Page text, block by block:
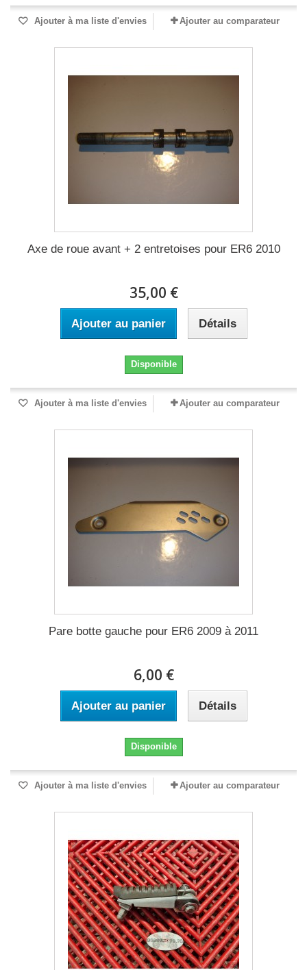
Ajouter à ma liste d'envies Ajouter au comparateur
Axe de roue avant + 2 entretoises pour ER6 2010
35,00 €
Ajouter au panier Détails
Disponible
Ajouter à ma liste d'envies Ajouter au comparateur
Pare botte gauche pour ER6 2009 à 2011
6,00 €
Ajouter au panier Détails
Disponible
Ajouter à ma liste d'envies Ajouter au comparateur